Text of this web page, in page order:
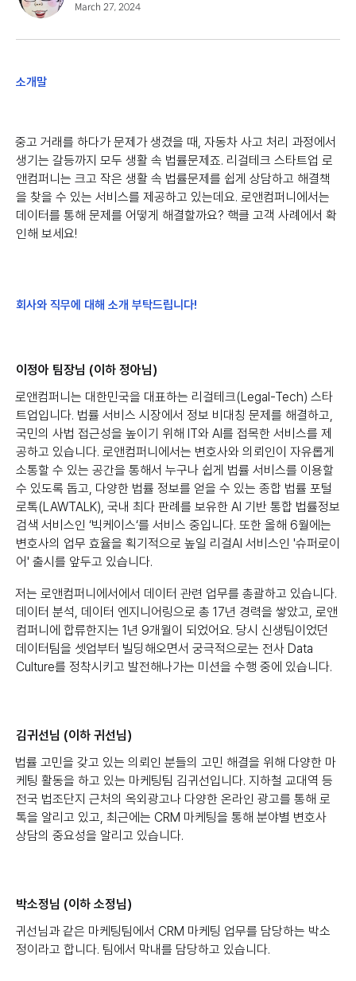
March 27, 2024
소개말
중고 거래를 하다가 문제가 생겼을 때, 자동차 사고 처리 과정에서
생기는 갈등까지 모두 생활 속 법률문제죠. 리걸테크 스타트업 로
앤컴퍼니는 크고 작은 생활 속 법률문제를 쉽게 상담하고 해결책
을 찾을 수 있는 서비스를 제공하고 있는데요. 로앤컴퍼니에서는
데이터를 통해 문제를 어떻게 해결할까요? 핵클 고객 사례에서 확
인해 보세요!
회사와 직무에 대해 소개 부탁드립니다!
이정아 팀장님 (이하 정아님)
로앤컴퍼니는 대한민국을 대표하는 리걸테크(Legal-Tech) 스타
트업입니다. 법률 서비스 시장에서 정보 비대칭 문제를 해결하고,
국민의 사법 접근성을 높이기 위해 IT와 AI를 접목한 서비스를 제
공하고 있습니다. 로앤컴퍼니에서는 변호사와 의뢰인이 자유롭게
소통할 수 있는 공간을 통해서 누구나 쉽게 법률 서비스를 이용할
수 있도록 돕고, 다양한 법률 정보를 얻을 수 있는 종합 법률 포털
로톡(LAWTALK), 국내 최다 판례를 보유한 AI 기반 통합 법률정보
검색 서비스인 ‘빅케이스‘를 서비스 중입니다. 또한 올해 6월에는
변호사의 업무 효율을 획기적으로 높일 리걸AI 서비스인 '슈퍼로이
어' 출시를 앞두고 있습니다.
저는 로앤컴퍼니에서에서 데이터 관련 업무를 총괄하고 있습니다.
데이터 분석, 데이터 엔지니어링으로 총 17년 경력을 쌓았고, 로앤
컴퍼니에 합류한지는 1년 9개월이 되었어요. 당시 신생팀이었던
데이터팀을 셋업부터 빌딩해오면서 궁극적으로는 전사 Data
Culture를 정착시키고 발전해나가는 미션을 수행 중에 있습니다.
김귀선님 (이하 귀선님)
법률 고민을 갖고 있는 의뢰인 분들의 고민 해결을 위해 다양한 마
케팅 활동을 하고 있는 마케팅팀 김귀선입니다. 지하철 교대역 등
전국 법조단지 근처의 옥외광고나 다양한 온라인 광고를 통해 로
톡을 알리고 있고, 최근에는 CRM 마케팅을 통해 분야별 변호사
상담의 중요성을 알리고 있습니다.
박소정님 (이하 소정님)
귀선님과 같은 마케팅팀에서 CRM 마케팅 업무를 담당하는 박소
정이라고 합니다. 팀에서 막내를 담당하고 있습니다.